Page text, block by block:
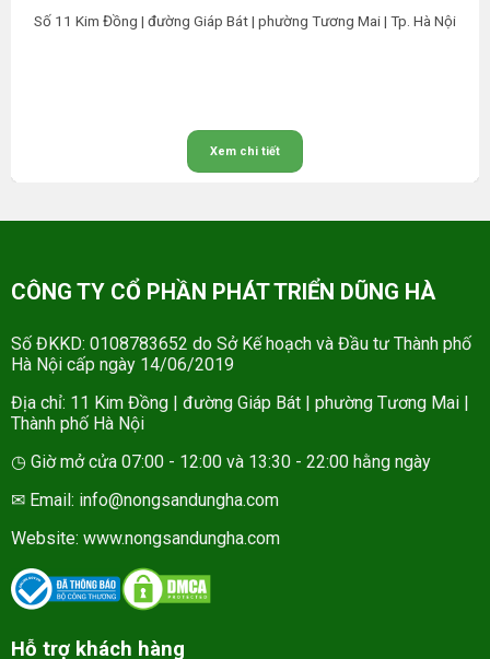
Số 11 Kim Đồng | đường Giáp Bát | phường Tương Mai | Tp. Hà Nội
Xem chi tiết
CÔNG TY CỔ PHẦN PHÁT TRIỂN DŨNG HÀ
Số ĐKKD: 0108783652 do Sở Kế hoạch và Đầu tư Thành phố
Hà Nội cấp ngày 14/06/2019
Địa chỉ: 11 Kim Đồng | đường Giáp Bát | phường Tương Mai |
Thành phố Hà Nội
◷ Giờ mở cửa 07:00 - 12:00 và 13:30 - 22:00 hằng ngày
✉ Email: info@nongsandungha.com
Website: www.nongsandungha.com
Hỗ trợ khách hàng